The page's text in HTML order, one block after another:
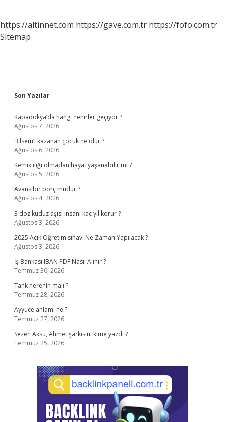
Mıdır
https://altinnet.com https://gave.com.tr https://fofo.com.tr
Sitemap
Sidebar
Son Yazılar
Kapadokya’da hangi nehirler geçiyor ?
Ağustos 7, 2026
Bilsem’i kazanan çocuk ne olur ?
Ağustos 6, 2026
Kemik iliği olmadan hayat yaşanabilir mi ?
Ağustos 5, 2026
Avans bir borç mudur ?
Ağustos 4, 2026
3 doz kuduz aşısı insanı kaç yıl korur ?
Ağustos 3, 2026
2025 Açık Öğretim sınavı Ne Zaman Yapılacak ?
Ağustos 3, 2026
İş Bankası IBAN PDF Nasıl Alınır ?
Temmuz 30, 2026
Tank nerenin malı ?
Temmuz 28, 2026
Ayyuce anlamı ne ?
Temmuz 27, 2026
Sezen Aksu, Ahmet şarkısını kime yazdı ?
Temmuz 25, 2026